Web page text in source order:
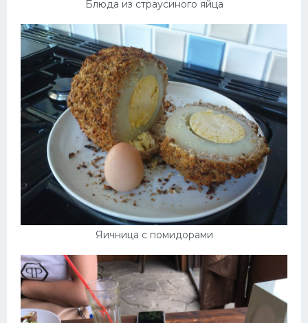
Блюда из страусиного яйца
Яичница с помидорами